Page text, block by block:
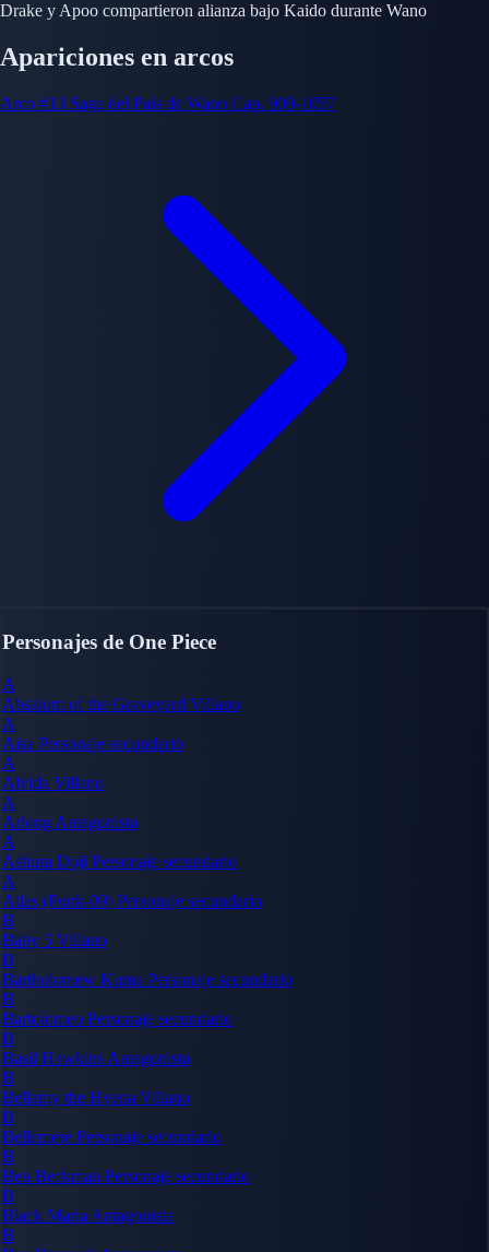
Drake y Apoo compartieron alianza bajo Kaido durante Wano
Apariciones en arcos
Arco #13 Saga del País de Wano Cap. 909-1057
Personajes de One Piece
A
Absalom of the Graveyard Villano
A
Aisa Personaje secundario
A
Alvida Villano
A
Arlong Antagonista
A
Ashura Doji Personaje secundario
A
Atlas (Punk-09) Personaje secundario
B
Baby 5 Villano
B
Bartholomew Kuma Personaje secundario
B
Bartolomeo Personaje secundario
B
Basil Hawkins Antagonista
B
Bellamy the Hyena Villano
B
Bellemere Personaje secundario
B
Ben Beckman Personaje secundario
B
Black Maria Antagonista
B